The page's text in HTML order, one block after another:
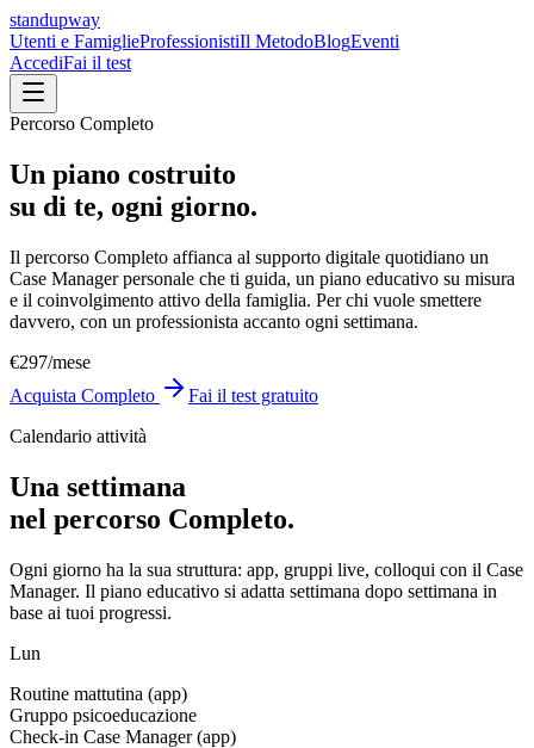
standupway
Utenti e FamiglieProfessionistiIl MetodoBlogEventi
AccediFai il test
Percorso Completo
Un piano costruito
su di te, ogni giorno.
Il percorso Completo affianca al supporto digitale quotidiano un
Case Manager personale che ti guida, un piano educativo su misura
e il coinvolgimento attivo della famiglia. Per chi vuole smettere
davvero, con un professionista accanto ogni settimana.
€297/mese
Acquista Completo
Fai il test gratuito
Calendario attività
Una settimana
nel percorso Completo.
Ogni giorno ha la sua struttura: app, gruppi live, colloqui con il Case
Manager. Il piano educativo si adatta settimana dopo settimana in
base ai tuoi progressi.
Lun
Routine mattutina (app)
Gruppo psicoeducazione
Check-in Case Manager (app)